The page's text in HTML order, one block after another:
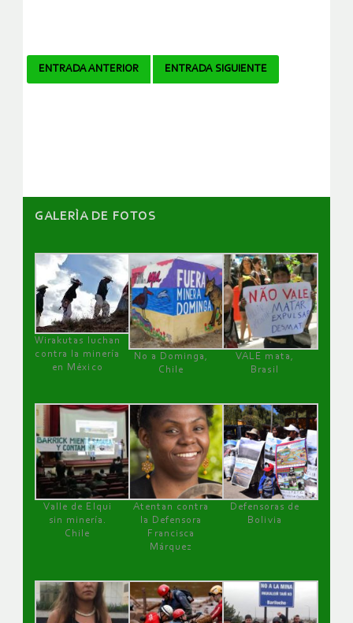
Navegador
ENTRADA ANTERIOR ENTRADA SIGUIENTE
GALERÌA DE FOTOS
Wirakutas luchan
contra la minería
en México
No a Dominga,
Chile
VALE mata,
Brasil
Valle de Elqui
sin minería.
Chile
Atentan contra
la Defensora
Francisca
Márquez
Defensoras de
Bolivia